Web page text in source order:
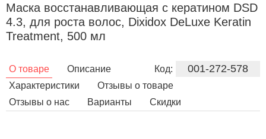
Маска восстанавливающая с кератином DSD
4.3, для роста волос, Dixidox DeLuxe Keratin
Treatment, 500 мл
Код: 001-272-578
О товаре
Описание
Характеристики
Отзывы о товаре
Отзывы о нас
Варианты Скидки